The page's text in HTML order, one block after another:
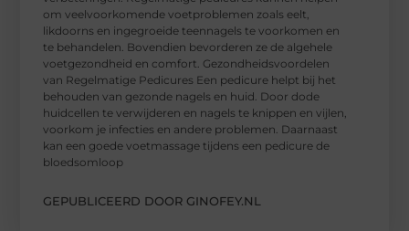
om veelvoorkomende voetproblemen zoals eelt,
likdoorns en ingegroeide teennagels te voorkomen en
te behandelen. Bovendien bevorderen ze de algehele
voetgezondheid en comfort. Gezondheidsvoordelen
van Regelmatige Pedicures Een pedicure helpt bij het
behouden van gezonde nagels en huid. Door dode
huidcellen te verwijderen en nagels te knippen en vijlen,
voorkom je infecties en andere problemen. Daarnaast
kan een goede voetmassage tijdens een pedicure de
bloedsomloop
GEPUBLICEERD DOOR GINOFEY.NL